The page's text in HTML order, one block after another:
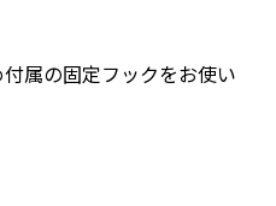
属の固定フックをお使い